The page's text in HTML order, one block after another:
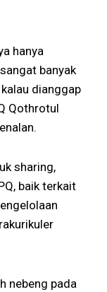
hanya
banyak
dianggap
Qothrotul
sharing,
baik terkait
nebeng pada